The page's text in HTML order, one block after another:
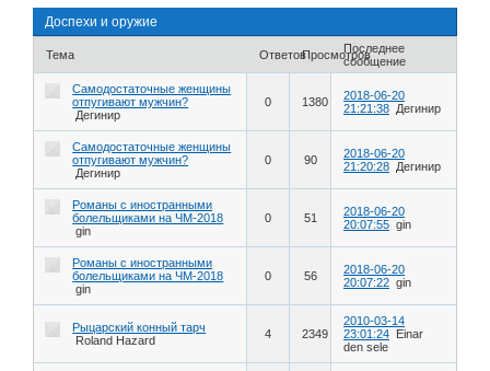
Доспехи и оружие
Тема ОтветовПросмотровПоследнее
сообщение
Самодостаточные женщины
отпугивают мужчин?
Дегинир
0 1380
2018-06-20
21:21:38 Дегинир
Самодостаточные женщины
отпугивают мужчин?
Дегинир
0 90
2018-06-20
21:20:28 Дегинир
Романы с иностранными
болельщиками на ЧМ-2018
gin
0 51
2018-06-20
20:07:55 gin
Романы с иностранными
болельщиками на ЧМ-2018
gin
0 56
2018-06-20
20:07:22 gin
Рыцарский конный тарч
Roland Hazard
4 2349
2010-03-14
23:01:24
Einar
den sele